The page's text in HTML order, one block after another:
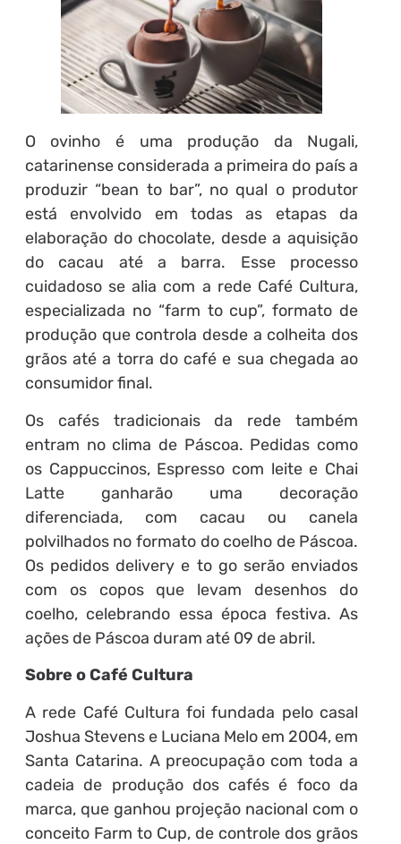
O ovinho é uma produção da Nugali,
catarinense considerada a primeira do país a
produzir “bean to bar”, no qual o produtor
está envolvido em todas as etapas da
elaboração do chocolate, desde a aquisição
do cacau até a barra. Esse processo
cuidadoso se alia com a rede Café Cultura,
especializada no “farm to cup”, formato de
produção que controla desde a colheita dos
grãos até a torra do café e sua chegada ao
consumidor final.
Os cafés tradicionais da rede também
entram no clima de Páscoa. Pedidas como
os Cappuccinos, Espresso com leite e Chai
Latte ganharão uma decoração
diferenciada, com cacau ou canela
polvilhados no formato do coelho de Páscoa.
Os pedidos delivery e to go serão enviados
com os copos que levam desenhos do
coelho, celebrando essa época festiva. As
ações de Páscoa duram até 09 de abril.
Sobre o Café Cultura
A rede Café Cultura foi fundada pelo casal
Joshua Stevens e Luciana Melo em 2004, em
Santa Catarina. A preocupação com toda a
cadeia de produção dos cafés é foco da
marca, que ganhou projeção nacional com o
conceito Farm to Cup, de controle dos grãos